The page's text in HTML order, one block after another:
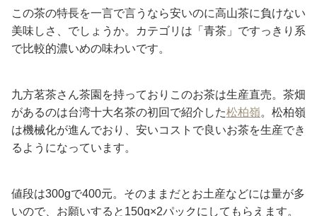
この茶の特長を一言で言うなら安いのに高山茶に負けない
美味しさ、でしょうか。カテゴリは「青茶」ですっきり系
で比較的濃いめの味わいです。
九方茗茶さん茶園を持っておりこのお茶は生産直売。茶畑
があるのは台湾十大名茶の初回で紹介した松柏嶺。松柏嶺
は機械化が進んでおり、安いコストで良いお茶を生産でき
るようになっています。
値段は300gで400元。そのままだとお土産などには量が多
いので、お願いすると150g×2パックにしてもらえます。